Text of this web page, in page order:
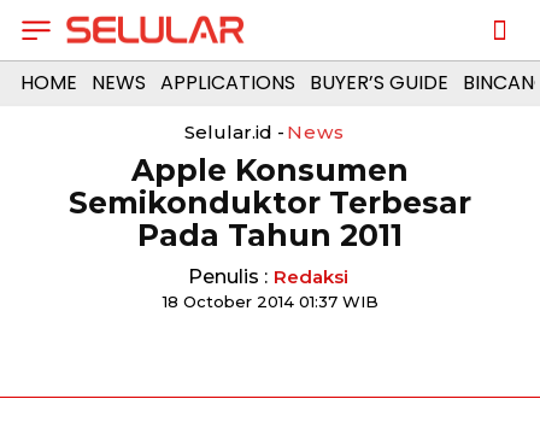
HOME NEWS APPLICATIONS BUYER’S GUIDE
Selular.id - News
Apple Konsumen
Semikonduktor Terbesar
Pada Tahun 2011
Penulis : Redaksi
18 October 2014 01:37 WIB